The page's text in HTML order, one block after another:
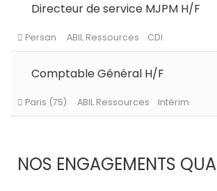
Directeur de service MJPM H/F
Comptable Général H/F
NOS ENGAGEMENTS